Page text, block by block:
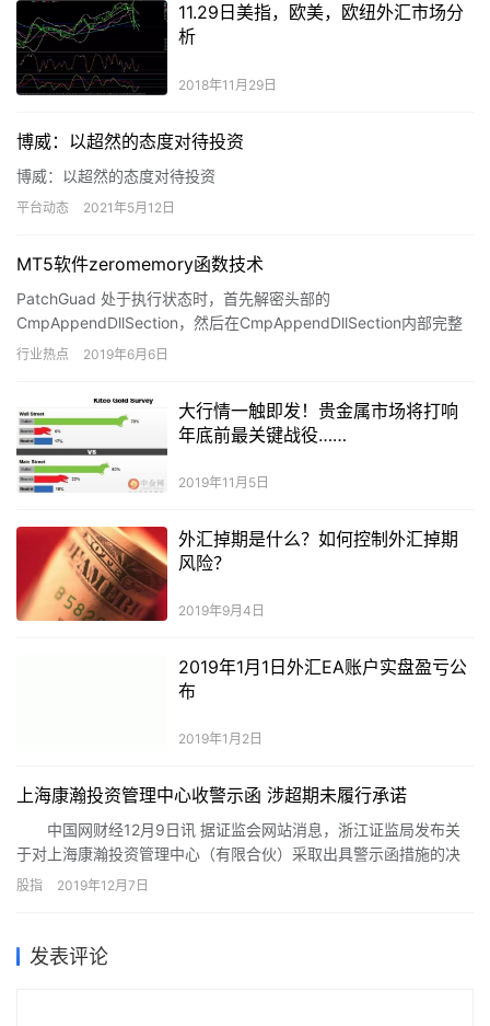
11.29日美指，欧美，欧纽外汇市场分
析
2018年11月29日
博威：以超然的态度对待投资
博威：以超然的态度对待投资
平台动态 2021年5月12日
MT5软件zeromemory函数技术
PatchGuad 处于执行状态时，首先解密头部的
CmpAppendDllSection，然后在CmpAppendDllSection内部完整
解密整个Context，进入Patch…
行业热点 2019年6月6日
大行情一触即发！贵金属市场将打响
年底前最关键战役……
2019年11月5日
外汇掉期是什么？如何控制外汇掉期
风险？
2019年9月4日
2019年1月1日外汇EA账户实盘盈亏公
布
2019年1月2日
上海康瀚投资管理中心收警示函 涉超期未履行承诺
中国网财经12月9日讯 据证监会网站消息，浙江证监局发布关
于对上海康瀚投资管理中心（有限合伙）采取出具警示函措施的决
定。经查，根据2015年6月23日、2015年9月21日创新医疗(行情
协议》，结合齐齐哈尔建华医院有限责任公司（以下简称“建华医
股指 2019年12月7日
发表评论